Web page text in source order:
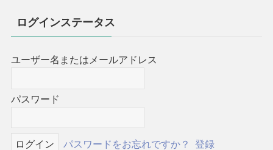
ログインステータス
ユーザー名またはメールアドレス
パスワード
パスワードをお忘れですか？ 登録